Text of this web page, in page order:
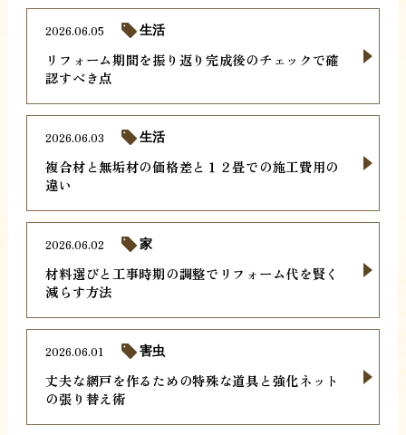
リフォーム期間を振り返り完成後のチェックで確
認すべき点
2026.06.05 生活
複合材と無垢材の価格差と１２畳での施工費用の
違い
2026.06.03 生活
材料選びと工事時期の調整でリフォーム代を賢く
減らす方法
2026.06.02 家
丈夫な網戸を作るための特殊な道具と強化ネット
の張り替え術
2026.06.01 害虫